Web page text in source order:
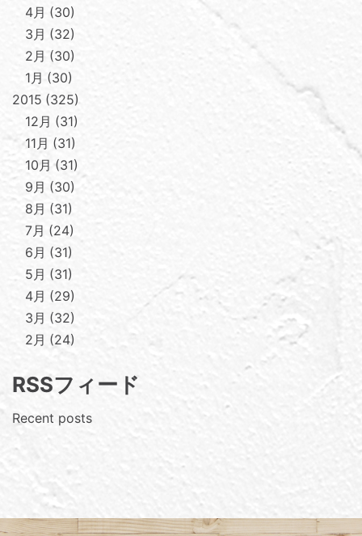
4月
30
3月
32
2月
30
1月
30
2015 325
12月
31
11月
31
10月
31
9月
30
8月
31
7月
24
6月
31
5月
31
4月
29
3月
32
2月
24
RSSフィード
Recent posts